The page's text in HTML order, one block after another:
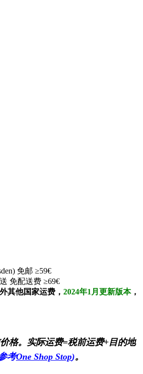
免邮 ≥59€
免配送费 ≥69€
其他国家运费， 2024年1月更新版本，
格。实际运费=税前运费+目的地
考One Shop Stop)。